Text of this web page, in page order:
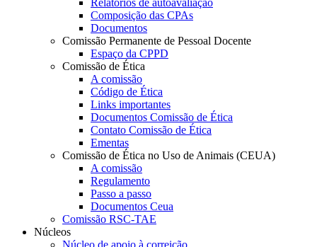
Composição das CPAs
Documentos
Comissão Permanente de Pessoal Docente
Espaço da CPPD
Comissão de Ética
A comissão
Código de Ética
Links importantes
Documentos Comissão de Ética
Contato Comissão de Ética
Ementas
Comissão de Ética no Uso de Animais (CEUA)
A comissão
Regulamento
Passo a passo
Documentos Ceua
Comissão RSC-TAE
Núcleos
Núcleo de apoio à correição